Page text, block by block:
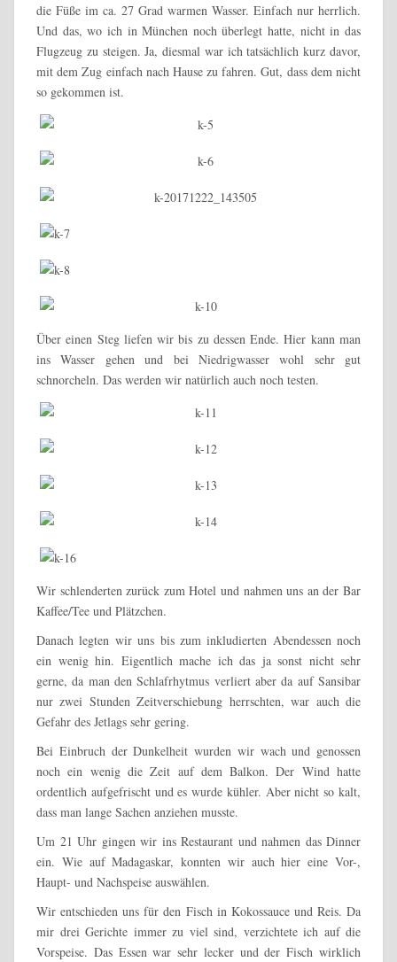
die Füße im ca. 27 Grad warmen Wasser. Einfach nur herrlich.
Und das, wo ich in München noch überlegt hatte, nicht in das
Flugzeug zu steigen. Ja, diesmal war ich tatsächlich kurz davor,
mit dem Zug einfach nach Hause zu fahren. Gut, dass dem nicht
so gekommen ist.
Über einen Steg liefen wir bis zu dessen Ende. Hier kann man
ins Wasser gehen und bei Niedrigwasser wohl sehr gut
schnorcheln. Das werden wir natürlich auch noch testen.
Wir schlenderten zurück zum Hotel und nahmen uns an der Bar
Kaffee/Tee und Plätzchen.
Danach legten wir uns bis zum inkludierten Abendessen noch
ein wenig hin. Eigentlich mache ich das ja sonst nicht sehr
gerne, da man den Schlafrhytmus verliert aber da auf Sansibar
nur zwei Stunden Zeitverschiebung herrschten, war auch die
Gefahr des Jetlags sehr gering.
Bei Einbruch der Dunkelheit wurden wir wach und genossen
noch ein wenig die Zeit auf dem Balkon. Der Wind hatte
ordentlich aufgefrischt und es wurde kühler. Aber nicht so kalt,
dass man lange Sachen anziehen musste.
Um 21 Uhr gingen wir ins Restaurant und nahmen das Dinner
ein. Wie auf Madagaskar, konnten wir auch hier eine Vor-,
Haupt- und Nachspeise auswählen.
Wir entschieden uns für den Fisch in Kokossauce und Reis. Da
mir drei Gerichte immer zu viel sind, verzichtete ich auf die
Vorspeise. Das Essen war sehr lecker und der Fisch wirklich